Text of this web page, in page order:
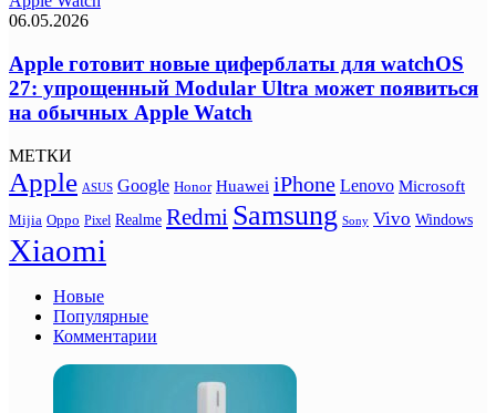
06.05.2026
Apple готовит новые циферблаты для watchOS
27: упрощенный Modular Ultra может появиться
на обычных Apple Watch
МЕТКИ
Apple ASUS Google Honor Huawei iPhone Lenovo Microsoft
Mijia Oppo Pixel Realme Redmi Samsung Sony Vivo Windows
Xiaomi
Новые
Популярные
Комментарии